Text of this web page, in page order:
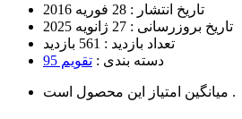
تاریخ انتشار : 28 فوریه 2016
تاریخ بروزرسانی : 27 ژانویه 2025
تعداد بازدید : 561 بازدید
دسته بندی : تقویم 95
میانگین امتیاز این محصول است .